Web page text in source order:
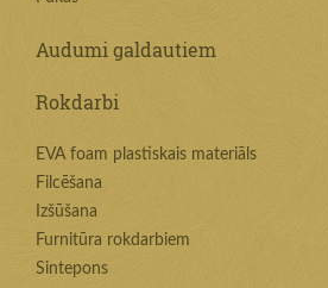
Audumi galdautiem
Rokdarbi
EVA foam plastiskais materiāls
Filcēšana
Izšūšana
Furnitūra rokdarbiem
Sintepons